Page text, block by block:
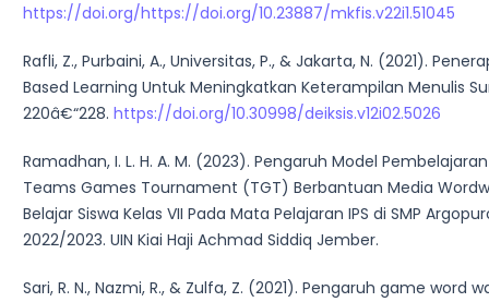
https://doi.org/https://doi.org/10.23887/mkfis.v22i1.51045
Rafli, Z., Purbaini, A., Universitas, P., & Jakarta, N. (2021).
Based Learning Untuk Meningkatkan Keterampilan Menulis
220â€“228. https://doi.org/10.30998/deiksis.v12i02.5026
Ramadhan, I. L. H. A. M. (2023). Pengaruh Model
Teams Games Tournament (TGT) Berbantuan Media
Belajar Siswa Kelas VII Pada Mata Pelajaran IPS di SMP
2022/2023. UIN Kiai Haji Achmad Siddiq Jember.
Sari, R. N., Nazmi, R., & Zulfa, Z. (2021). Pengaruh game word